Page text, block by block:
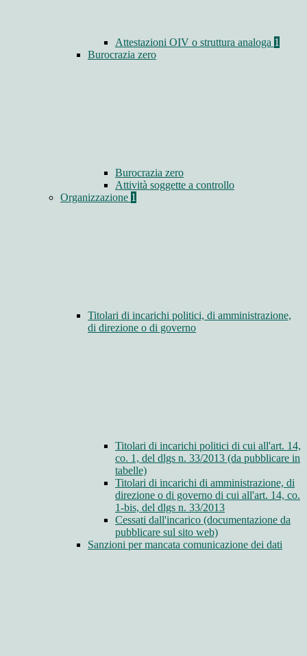
Attestazioni OIV o struttura analoga 1
Burocrazia zero
Burocrazia zero
Attività soggette a controllo
Organizzazione 1
Titolari di incarichi politici, di amministrazione,
di direzione o di governo
Titolari di incarichi politici di cui all'art. 14,
co. 1, del dlgs n. 33/2013 (da pubblicare in
tabelle)
Titolari di incarichi di amministrazione, di
direzione o di governo di cui all'art. 14, co.
1-bis, del dlgs n. 33/2013
Cessati dall'incarico (documentazione da
pubblicare sul sito web)
Sanzioni per mancata comunicazione dei dati